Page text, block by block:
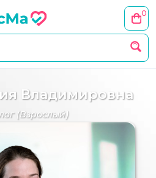
0
Владимировна
(Взрослый)